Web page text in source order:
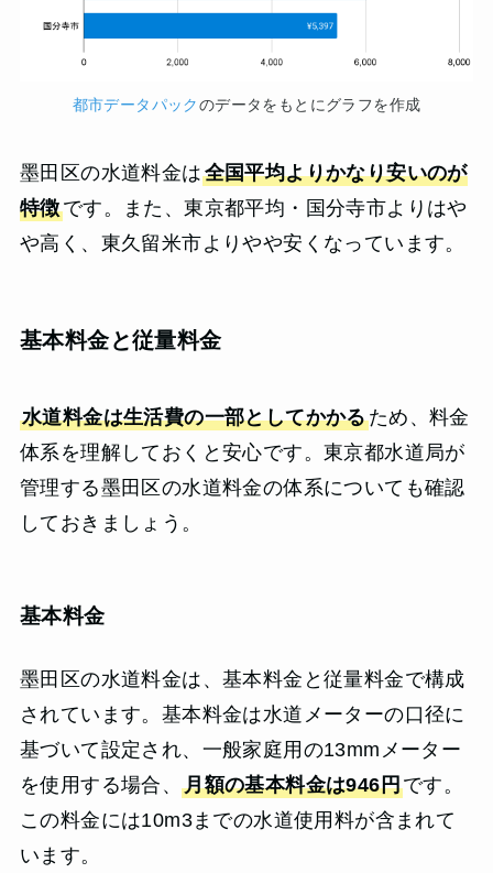
都市データパックのデータをもとにグラフを作成
墨田区の水道料金は全国平均よりかなり安いのが
特徴です。また、東京都平均・国分寺市よりはや
や高く、東久留米市よりやや安くなっています。
基本料金と従量料金
水道料金は生活費の一部としてかかるため、料金
体系を理解しておくと安心です。東京都水道局が
管理する墨田区の水道料金の体系についても確認
しておきましょう。
基本料金
墨田区の水道料金は、基本料金と従量料金で構成
されています。基本料金は水道メーターの口径に
基づいて設定され、一般家庭用の13mmメーター
を使用する場合、月額の基本料金は946円です。
この料金には10m3までの水道使用料が含まれて
います。